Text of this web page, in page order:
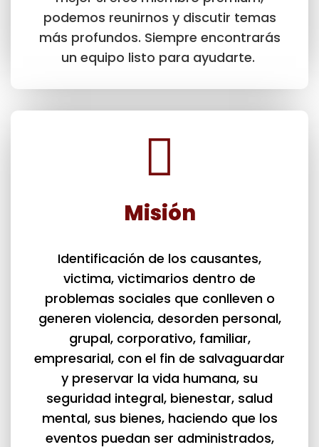
podemos reunirnos y discutir temas
más profundos. Siempre encontrarás
un equipo listo para ayudarte.
Misión
Identificación de los causantes,
victima, victimarios dentro de
problemas sociales que conlleven o
generen violencia, desorden personal,
grupal, corporativo, familiar,
empresarial, con el fin de salvaguardar
y preservar la vida humana, su
seguridad integral, bienestar, salud
mental, sus bienes, haciendo que los
eventos puedan ser administrados,